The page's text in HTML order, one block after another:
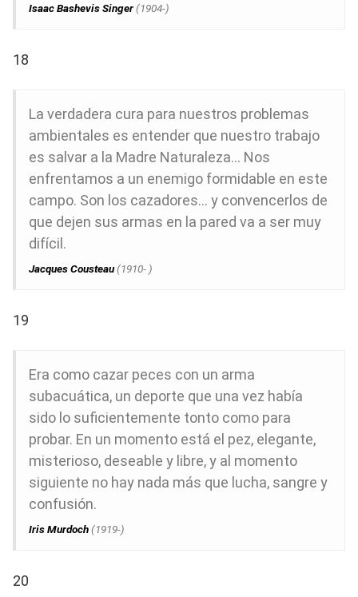
Isaac BashevisSinger(1904-)
18
La verdadera cura para nuestros problemas
ambientales es entender que nuestro trabajo
es salvar a la Madre Naturaleza… Nos
enfrentamos a un enemigo formidable en este
campo. Son los cazadores… y convencerlos de
que dejen sus armas en la pared va a ser muy
difícil.
Jacques Cousteau(1910- )
19
Era como cazar peces con un arma
subacuática, un deporte que una vez había
sido lo suficientemente tonto como para
probar. En un momento está el pez, elegante,
misterioso, deseable y libre, y al momento
siguiente no hay nada más que lucha, sangre y
confusión.
Iris Murdoch(1919-)
20